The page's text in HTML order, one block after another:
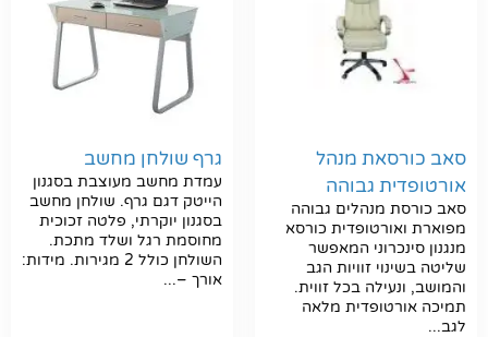
סאב כורסאת מנהל
אורטופדית גבוהה
סאב כורסת מנהלים גבוהה
מפוארת ואורטופדית כורסא
מנגנון סינכרוני המאפשר
שליטה בשינוי זוויות הגב
והמושב, ונעילה בכל זווית.
תמיכה אורטופדית מלאה
לגב...
גרף שולחן מחשב
עמדת מחשב מעוצבת בסגנון
הייטק דגם גרף. שולחן מחשב
בסגנון יוקרתי, פלטה זכוכית
מחוסמת רגל ושלד מתכת.
השולחן כולל 2 מגירות. מידות:
אורך –...